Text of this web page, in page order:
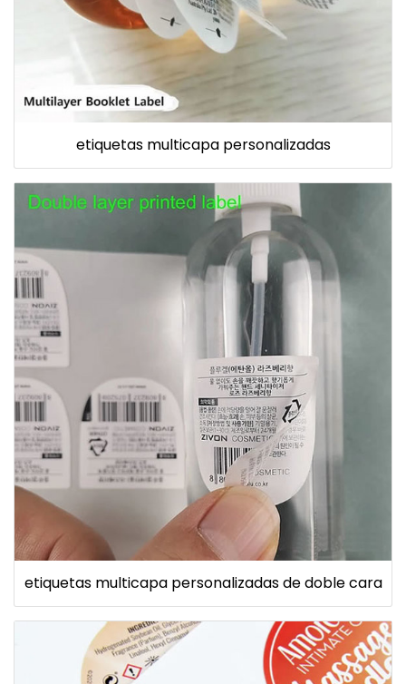
etiquetas multicapa personalizadas
etiquetas multicapa personalizadas de doble cara